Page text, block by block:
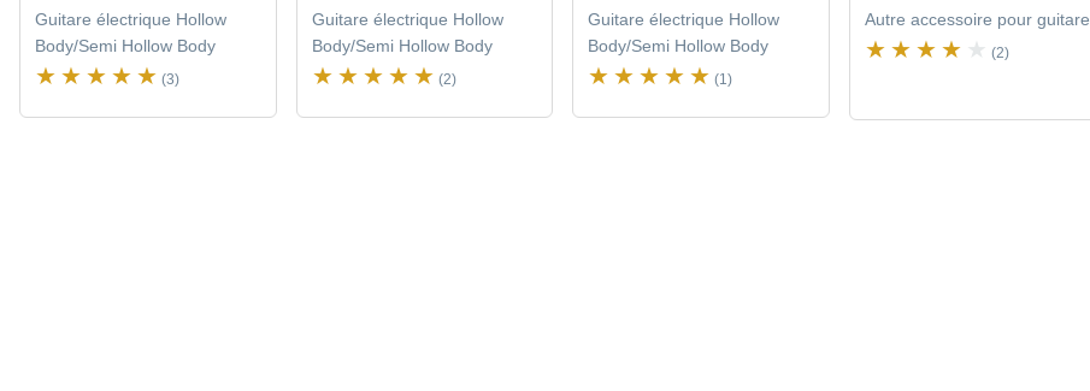
Guitare électrique Hollow
Body/Semi Hollow Body
(3)
Guitare électrique Hollow
Body/Semi Hollow Body
(2)
Guitare électrique Hollow
Body/Semi Hollow Body
(1)
Autre accessoire pour guitare
(2)